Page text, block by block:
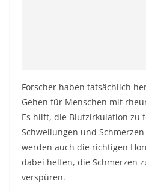
Forscher haben tatsächlich
Gehen für Menschen mit
Es hilft, die Blutzirkulation zu
Schwellungen und
werden auch die richtigen
dabei helfen, die Schmerzen
verspüren.